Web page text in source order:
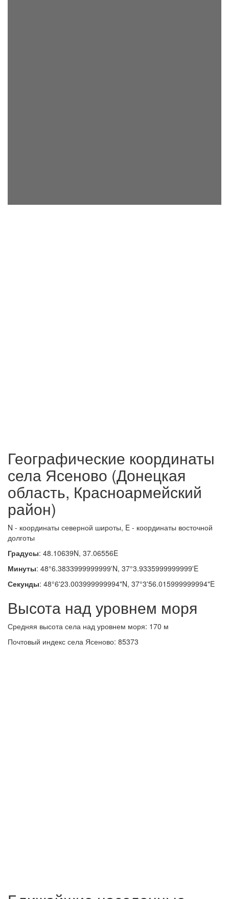
Географические координаты
села Ясеново (Донецкая
область, Красноармейский
район)
N - координаты северной широты, E - координаты восточной
долготы
Градусы: 48.10639N, 37.06556E
Минуты: 48°6.3833999999999'N, 37°3.9335999999999'E
Секунды: 48°6'23.003999999994"N, 37°3'56.015999999994"E
Высота над уровнем моря
Средняя высота села над уровнем моря: 170 м
Почтовый индекс села Ясеново: 85373